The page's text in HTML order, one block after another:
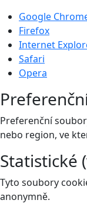
Google
Firefox
Internet
Safari
Opera
Preferenční
nebo region, ve
Statistické
Tyto soubory
anonymně.